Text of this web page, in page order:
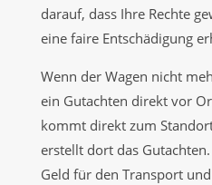
darauf, dass Ihre Rechte
eine faire Entschädigung
Wenn der Wagen nicht
ein Gutachten direkt vor
kommt direkt zum
erstellt dort das
Geld für den Transport